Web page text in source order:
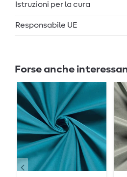
Istruzioni per la cura
Responsabile UE
Forse anche